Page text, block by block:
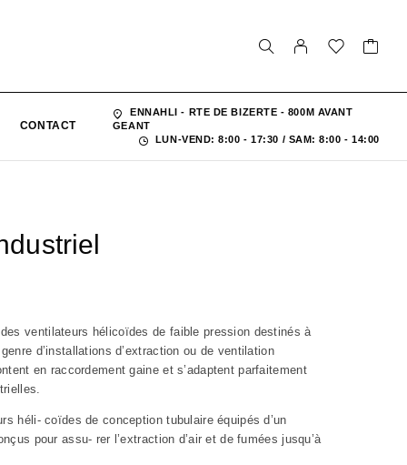
CONTACT
ENNAHLI - RTE DE BIZERTE - 800M AVANT
GEANT
LUN-VEND: 8:00 - 17:30 / SAM: 8:00 - 14:00
ventilateurs hélicoïdes de faible pression destinés à
d’installations d’extraction ou de ventilation
en raccordement gaine et s’adaptent parfaitement
héli- coïdes de conception tubulaire équipés d’un
pour assu- rer l’extraction d’air et de fumées jusqu’à